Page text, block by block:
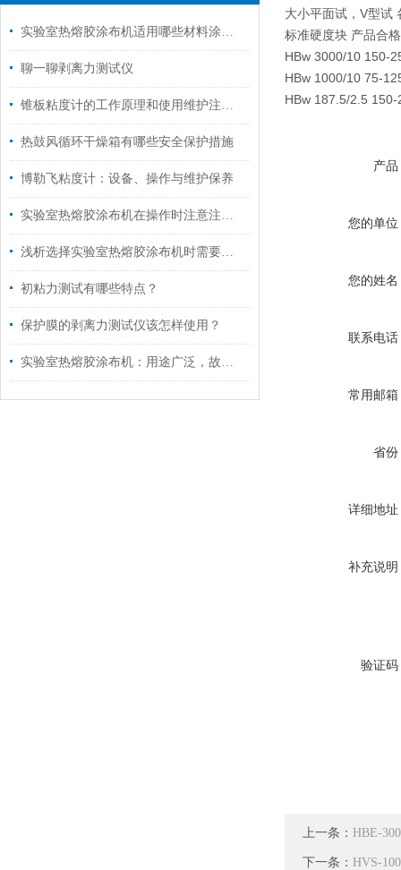
实验室热熔胶涂布机适用哪些材料涂胶？
聊一聊剥离力测试仪
锥板粘度计的工作原理和使用维护注意事项
热鼓风循环干燥箱有哪些安全保护措施
博勒飞粘度计：设备、操作与维护保养
实验室热熔胶涂布机在操作时注意注意哪些安全问题？
浅析选择实验室热熔胶涂布机时需要考虑的因素
初粘力测试有哪些特点？
保护膜的剥离力测试仪该怎样使用？
实验室热熔胶涂布机：用途广泛，故障应对有方
大小平面试，V型试
标准硬度块 产品合
HBw 3000/10 150-
HBw 1000/10 75-
HBw 187.5/2.5
产品
您的单位
您的姓名
联系电话
常用邮箱
省份
详细地址
补充说明
验证码
上一条： HBE-
下一条： HVS-